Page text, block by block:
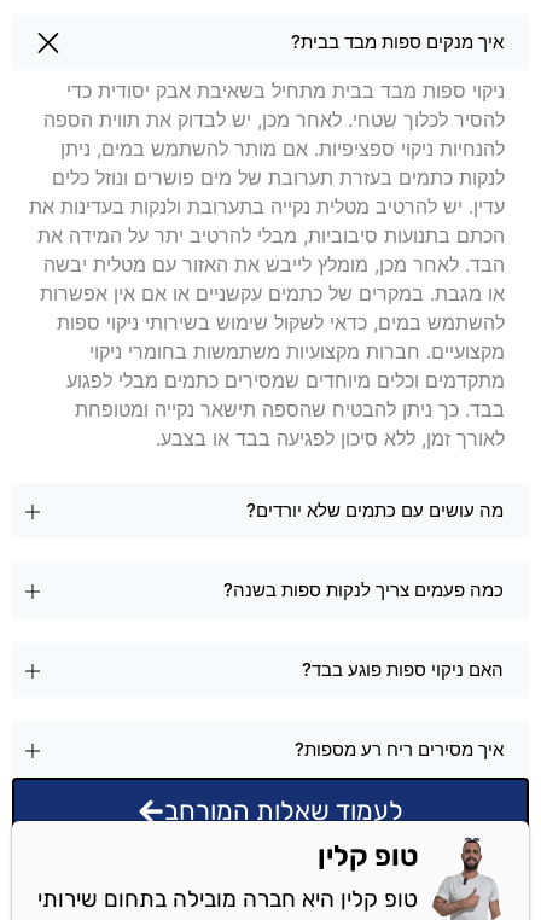
שאלות בנושא ניקוי ספות בטירת כרמל
איך מנקים ספות מבד בבית?
ניקוי ספות מבד בבית מתחיל בשאיבת אבק יסודית כדי
להסיר לכלוך שטחי. לאחר מכן, יש לבדוק את תווית הספה
להנחיות ניקוי ספציפיות. אם מותר להשתמש במים, ניתן
לנקות כתמים בעזרת תערובת של מים פושרים ונוזל כלים
עדין. יש להרטיב מטלית נקייה בתערובת ולנקות בעדינות את
הכתם בתנועות סיבוביות, מבלי להרטיב יתר על המידה את
הבד. לאחר מכן, מומלץ לייבש את האזור עם מטלית יבשה
או מגבת. במקרים של כתמים עקשניים או אם אין אפשרות
להשתמש במים, כדאי לשקול שימוש בשירותי ניקוי ספות
מקצועיים. חברות מקצועיות משתמשות בחומרי ניקוי
מתקדמים וכלים מיוחדים שמסירים כתמים מבלי לפגוע
בבד. כך ניתן להבטיח שהספה תישאר נקייה ומטופחת
לאורך זמן, ללא סיכון לפגיעה בבד או בצבע.
מה עושים עם כתמים שלא יורדים?
כמה פעמים צריך לנקות ספות בשנה?
האם ניקוי ספות פוגע בבד?
איך מסירים ריח רע מספות?
לעמוד שאלות המורחב
טופ קלין
טופ קלין היא חברה מובילה בתחום שירותי